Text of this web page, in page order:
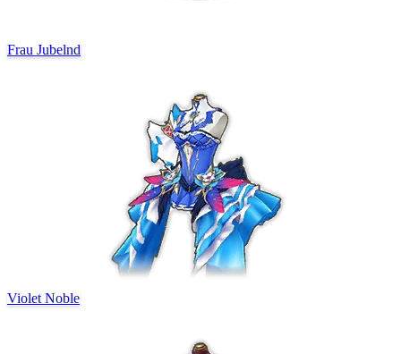
Frau Jubelnd
Violet Noble